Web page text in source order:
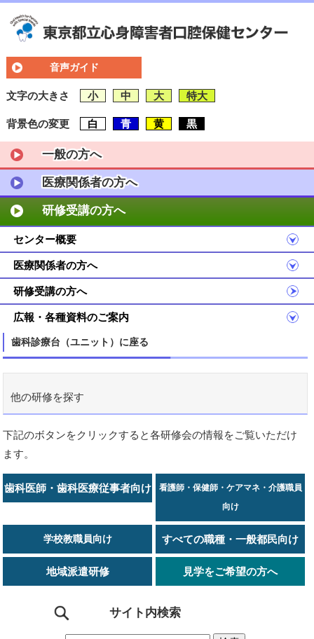
音声ガイド
文字の大きさ 小 中 大 特大
背景色の変更 白 青 黄 黒
一般の方へ
医療関係者の方へ
研修受講の方へ
センター概要
医療関係者の方へ
研修受講の方へ
広報・各種資料のご案内
歯科診療台（ユニット）に座る
他の研修を探す
下記のボタンをクリックすると各研修会の情報をご覧いただけ
ます。
歯科医師・歯科医療従事者向け
看護師・保健師・ケアマネ・介護職員
向け
学校教職員向け すべての職種・一般都民向け
地域派遣研修 見学をご希望の方へ
サイト内検索